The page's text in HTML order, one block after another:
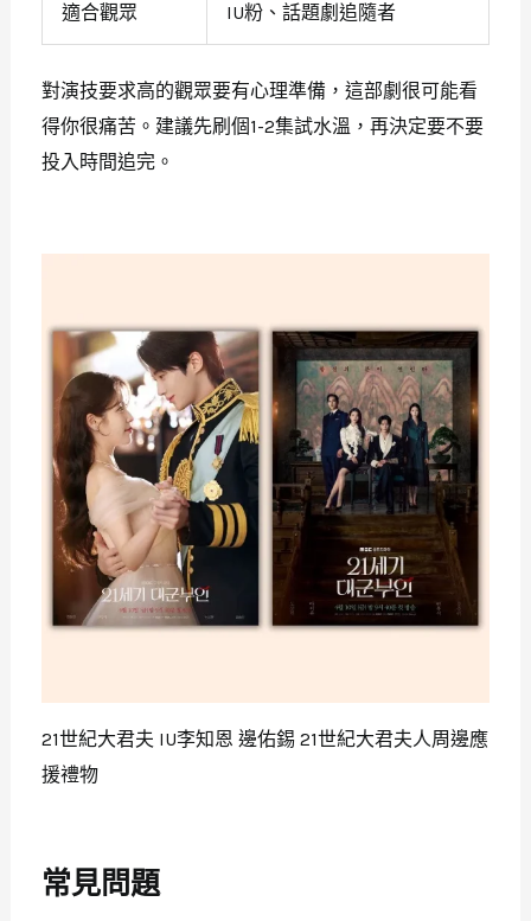
適合觀眾 IU粉、話題劇追隨者
對演技要求高的觀眾要有心理準備，這部劇很可能看
得你很痛苦。建議先刷個1-2集試水溫，再決定要不要
投入時間追完。
21世紀大君夫 IU李知恩 邊佑錫 21世紀大君夫人周邊應
援禮物
常見問題